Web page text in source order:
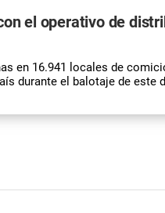
el operativo de
en 16.941 locales de
durante el balotaje de este